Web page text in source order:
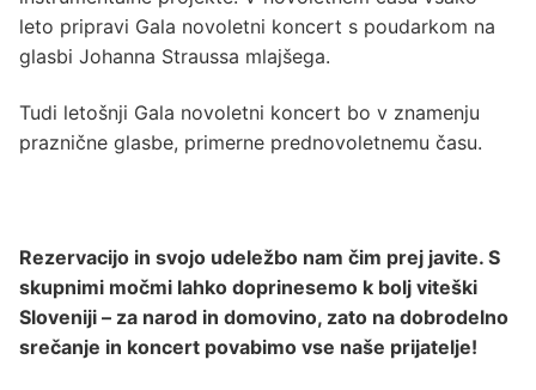
leto pripravi Gala novoletni koncert s poudarkom na
glasbi Johanna Straussa mlajšega.
Tudi letošnji Gala novoletni koncert bo v znamenju
praznične glasbe, primerne prednovoletnemu času.
Rezervacijo in svojo udeležbo nam čim prej javite. S
skupnimi močmi lahko doprinesemo k bolj viteški
Sloveniji – za narod in domovino, zato na dobrodelno
srečanje in koncert povabimo vse naše prijatelje!